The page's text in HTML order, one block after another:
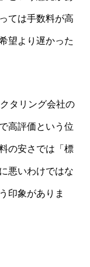
ては手数料が高
望より遅かった
タリング会社の
高評価という位
の安さでは「標
悪いわけではな
印象がありま